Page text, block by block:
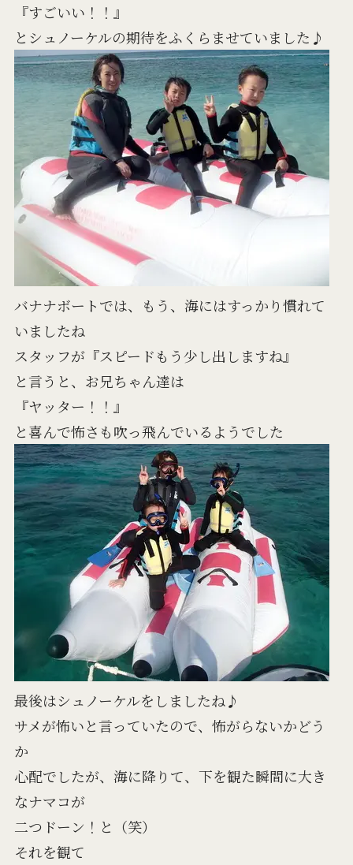
『すごいい！！』
とシュノーケルの期待をふくらませていました♪
バナナボートでは、もう、海にはすっかり慣れて
いましたね
スタッフが『スピードもう少し出しますね』
と言うと、お兄ちゃん達は
『ヤッター！！』
と喜んで怖さも吹っ飛んでいるようでした
最後はシュノーケルをしましたね♪
サメが怖いと言っていたので、怖がらないかどう
か
心配でしたが、海に降りて、下を観た瞬間に大き
なナマコが
二つドーン！と（笑）
それを観て